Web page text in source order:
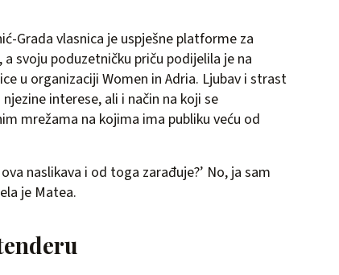
Grada vlasnica je uspješne platforme za
svoju poduzetničku priču podijelila je na
u organizaciji Women in Adria. Ljubav i strast
interese, ali i način na koji se
mrežama na kojima ima publiku veću od
naslikava i od toga zarađuje?’ No, ja sam
je Matea.